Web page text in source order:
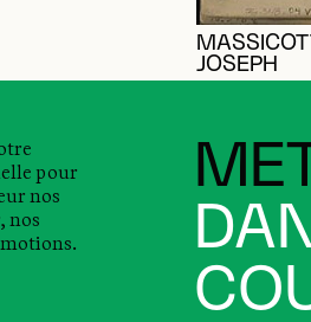
JOSEPH
pour
nos
nos